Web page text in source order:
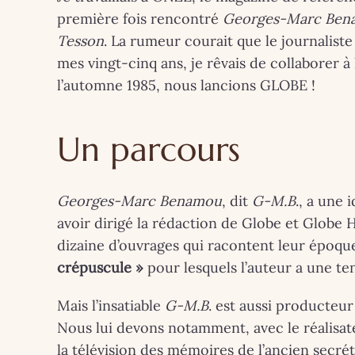
première fois rencontré Georges-Marc
Tesson. La rumeur courait que le
mes vingt-cinq ans, je rêvais de collaborer
l’automne 1985, nous lancions GLOBE !
Un parcours
Georges-Marc Benamou, dit G-M.B., a une
avoir dirigé la rédaction de Globe et Globe
dizaine d’ouvrages qui racontent leur
crépuscule » pour lesquels l’auteur a une
Mais l’insatiable G-M.B. est aussi
Nous lui devons notamment, avec le
la télévision des mémoires de l’ancien